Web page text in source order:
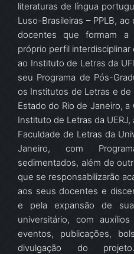
literaturas de língua
Luso-Brasileiras – PPLB,
docentes que formam a
próprio perfil
ao Instituto de Letras da
seu Programa de Pós-
os Institutos de Letras e
Estado do Rio de Janeiro,
Instituto de Letras da
Faculdade de Letras da
Janeiro, com
sedimentados, além de
que se responsabilizarão
aos seus docentes e
e pela expansão de
universitário, com
eventos, publicações,
divulgação do